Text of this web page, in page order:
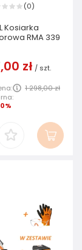
(0)
Kosiarka
RMA 339
zł / szt.
1 298,00 zł